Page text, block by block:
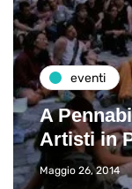
eventi
A
Artisti in
Maggio 26, 2014